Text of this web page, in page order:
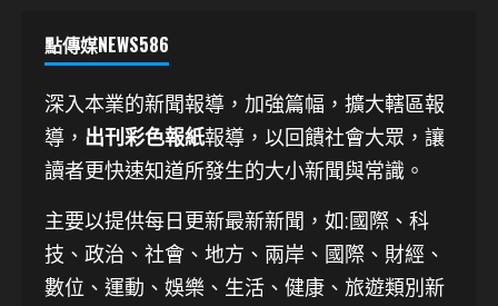
點傳媒NEWS586
深入本業的新聞報導，加強篇幅，擴大轄區報
導， 出刊彩色報紙報導，以回饋社會大眾，讓
讀者更快速知道所發生的大小新聞與常識。
主要以提供每日更新最新新聞 ，如:國際、科
技、 政治、社會、地方、兩岸、國際、財經、
數位、運動、娛樂、生活、健康、旅遊類別新